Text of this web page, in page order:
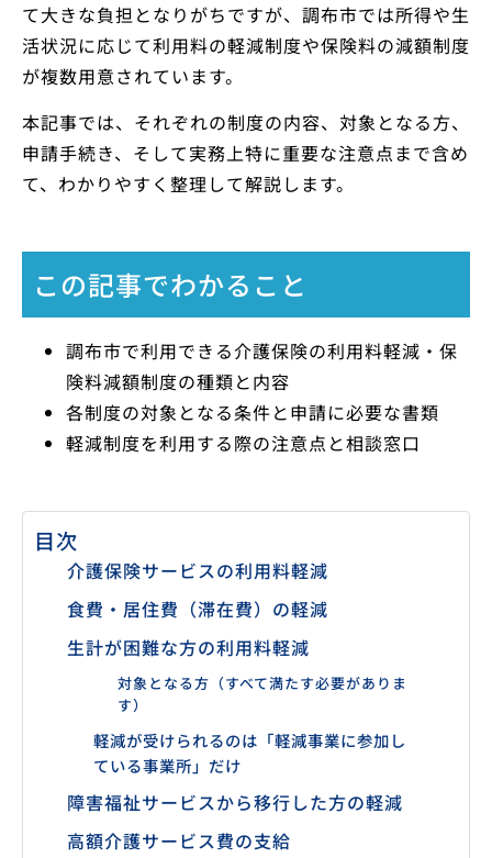
て大きな負担となりがちですが、調布市では所得や生
活状況に応じて利用料の軽減制度や保険料の減額制度
が複数用意されています。
本記事では、それぞれの制度の内容、対象となる方、
申請手続き、そして実務上特に重要な注意点まで含め
て、わかりやすく整理して解説します。
この記事でわかること
調布市で利用できる介護保険の利用料軽減・保
険料減額制度の種類と内容
各制度の対象となる条件と申請に必要な書類
軽減制度を利用する際の注意点と相談窓口
目次
介護保険サービスの利用料軽減
食費・居住費（滞在費）の軽減
生計が困難な方の利用料軽減
対象となる方（すべて満たす必要がありま
す）
軽減が受けられるのは「軽減事業に参加し
ている事業所」だけ
障害福祉サービスから移行した方の軽減
高額介護サービス費の支給